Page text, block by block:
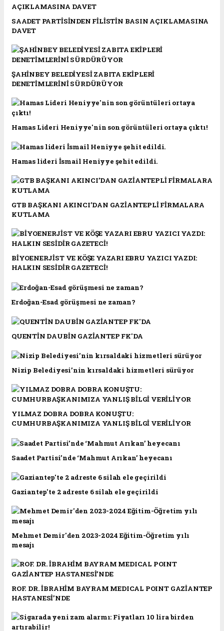
SAADET PARTİSİNDEN FİLİSTİN BASIN AÇIKLAMASINA
DAVET
ŞAHİNBEY BELEDİYESİ ZABITA EKİPLERİ
DENETİMLERİNİ SÜRDÜRÜYOR
Hamas Lideri Heniyye'nin son görüntüleri ortaya çıktı!
Hamas lideri İsmail Heniyye şehit edildi.
GTB BAŞKANI AKINCI’DAN GAZİANTEPLİ FİRMALARA
KUTLAMA
BİYOENERJİST VE KÖŞE YAZARI EBRU YAZICI YAZDI:
HALKIN SESİDİR GAZETECİ!
Erdoğan-Esad görüşmesi ne zaman?
QUENTİN DAUBİN GAZİANTEP FK'DA
Nizip Belediyesi’nin kırsaldaki hizmetleri sürüyor
YILMAZ DOBRA DOBRA KONUŞTU:
CUMHURBAŞKANIMIZA YANLIŞ BİLGİ VERİLİYOR
Saadet Partisi’nde ‘Mahmut Arıkan’ heyecanı
Gaziantep'te 2 adreste 6 silah ele geçirildi
Mehmet Demir'den 2023-2024 Eğitim-Öğretim yılı
mesajı
ROF. DR. İBRAHİM BAYRAM MEDICAL POINT GAZİANTEP
HASTANESİ’NDE